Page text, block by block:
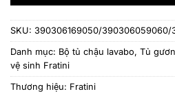
SKU: 390306169050/390306059060/
Danh mục: Bộ tủ chậu lavabo, Tủ
vệ sinh Fratini
Thương hiệu: Fratini